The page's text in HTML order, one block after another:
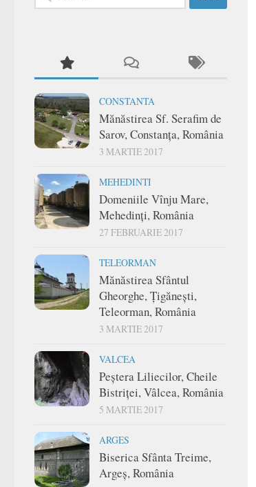
după:
CONSTANTA
Mănăstirea Sf. Serafim de
Sarov, Constanța, România
3 MARTIE 2017
MEHEDINTI
Domeniile Vînju Mare,
Mehedinți, România
27 FEBRUARIE 2017
TELEORMAN
Mănăstirea Sfântul
Gheorghe, Țigănești,
Teleorman, România
3 MARTIE 2017
VALCEA
Peștera Liliecilor, Cheile
Bistriței, Vâlcea, România
5 MARTIE 2017
ARGES
Biserica Sfânta Treime,
Argeș, România